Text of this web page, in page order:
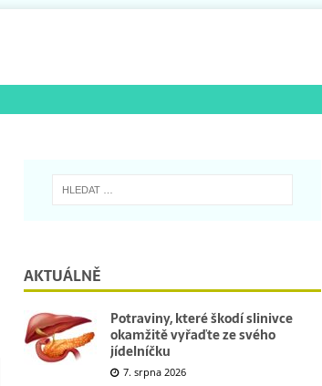
AKTUÁLNĚ
Potraviny, které škodí slinivce
okamžitě vyřaďte ze svého
jídelníčku
7. srpna 2026